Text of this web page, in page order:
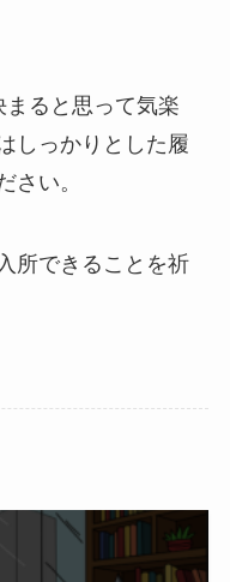
ると思って気楽
しっかりとした履
さい。
所できることを祈